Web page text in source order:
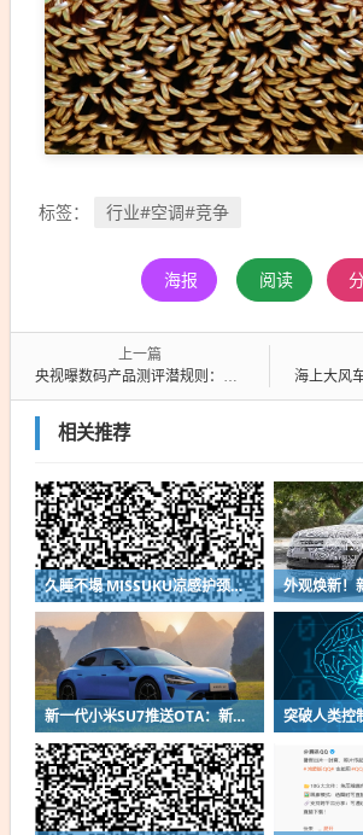
标签： 行业#空调#竞争
海报 阅读
上一篇
央视曝数码产品测评潜规则：特供样机、固件作弊、云端调控 海上大风车！全球首座
相关推荐
久睡不塌 MISSUKU凉感护颈记忆枕大促：券后39.9元包邮
新一代小米SU7推送OTA：新增画框泊车辅助功能